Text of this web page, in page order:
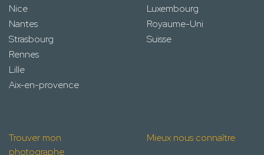
Nice
Nantes
Strasbourg
Rennes
Lille
Aix-en-provence
Luxembourg
Royaume-Uni
Suisse
Trouver mon
photographe
Mieux nous connaître